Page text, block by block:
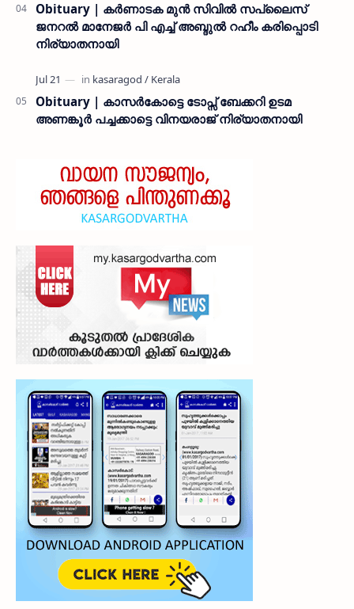
Obituary | കർണാടക മുൻ സിവില്‍ സപ്ലൈസ്
ജനറൽ മാനേജർ പി എച്ച് അബ്ദുൽ റഹീം കരിപ്പൊടി
നിര്യാതനായി
Obituary | കാസർകോട്ടെ ടോപ്സ് ബേക്കറി ഉടമ
അണങ്കൂർ പച്ചക്കാട്ടെ വിനയരാജ് നിര്യാതനായി